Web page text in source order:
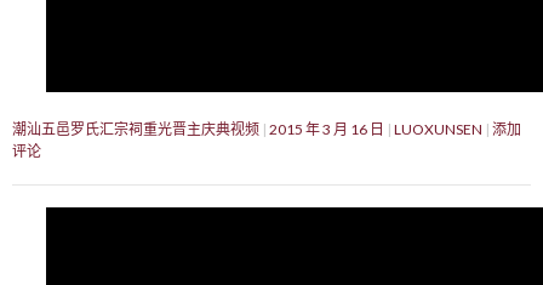
潮汕五邑罗氏汇宗祠重光晋主庆典视频 2015 年 3 月 16 日 LUOXUNSEN 添加
评论